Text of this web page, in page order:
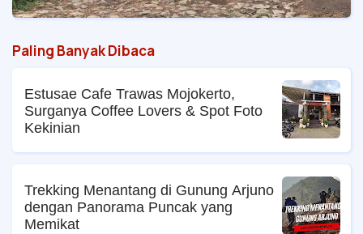
Paling Banyak Dibaca
Estusae Cafe Trawas Mojokerto,
Surganya Coffee Lovers & Spot Foto
Kekinian
Trekking Menantang di Gunung Arjuno
dengan Panorama Puncak yang
Memikat